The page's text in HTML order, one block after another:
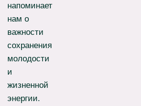
напоминает
нам о
важности
сохранения
молодости
и
жизненной
энергии.